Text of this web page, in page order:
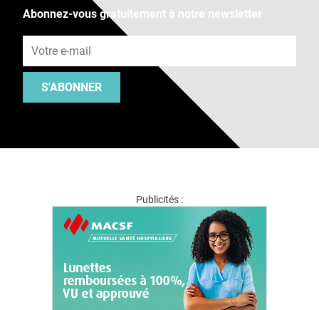
Abonnez-vous gratuitement à notre newsletter
S'ABONNER
Publicités :